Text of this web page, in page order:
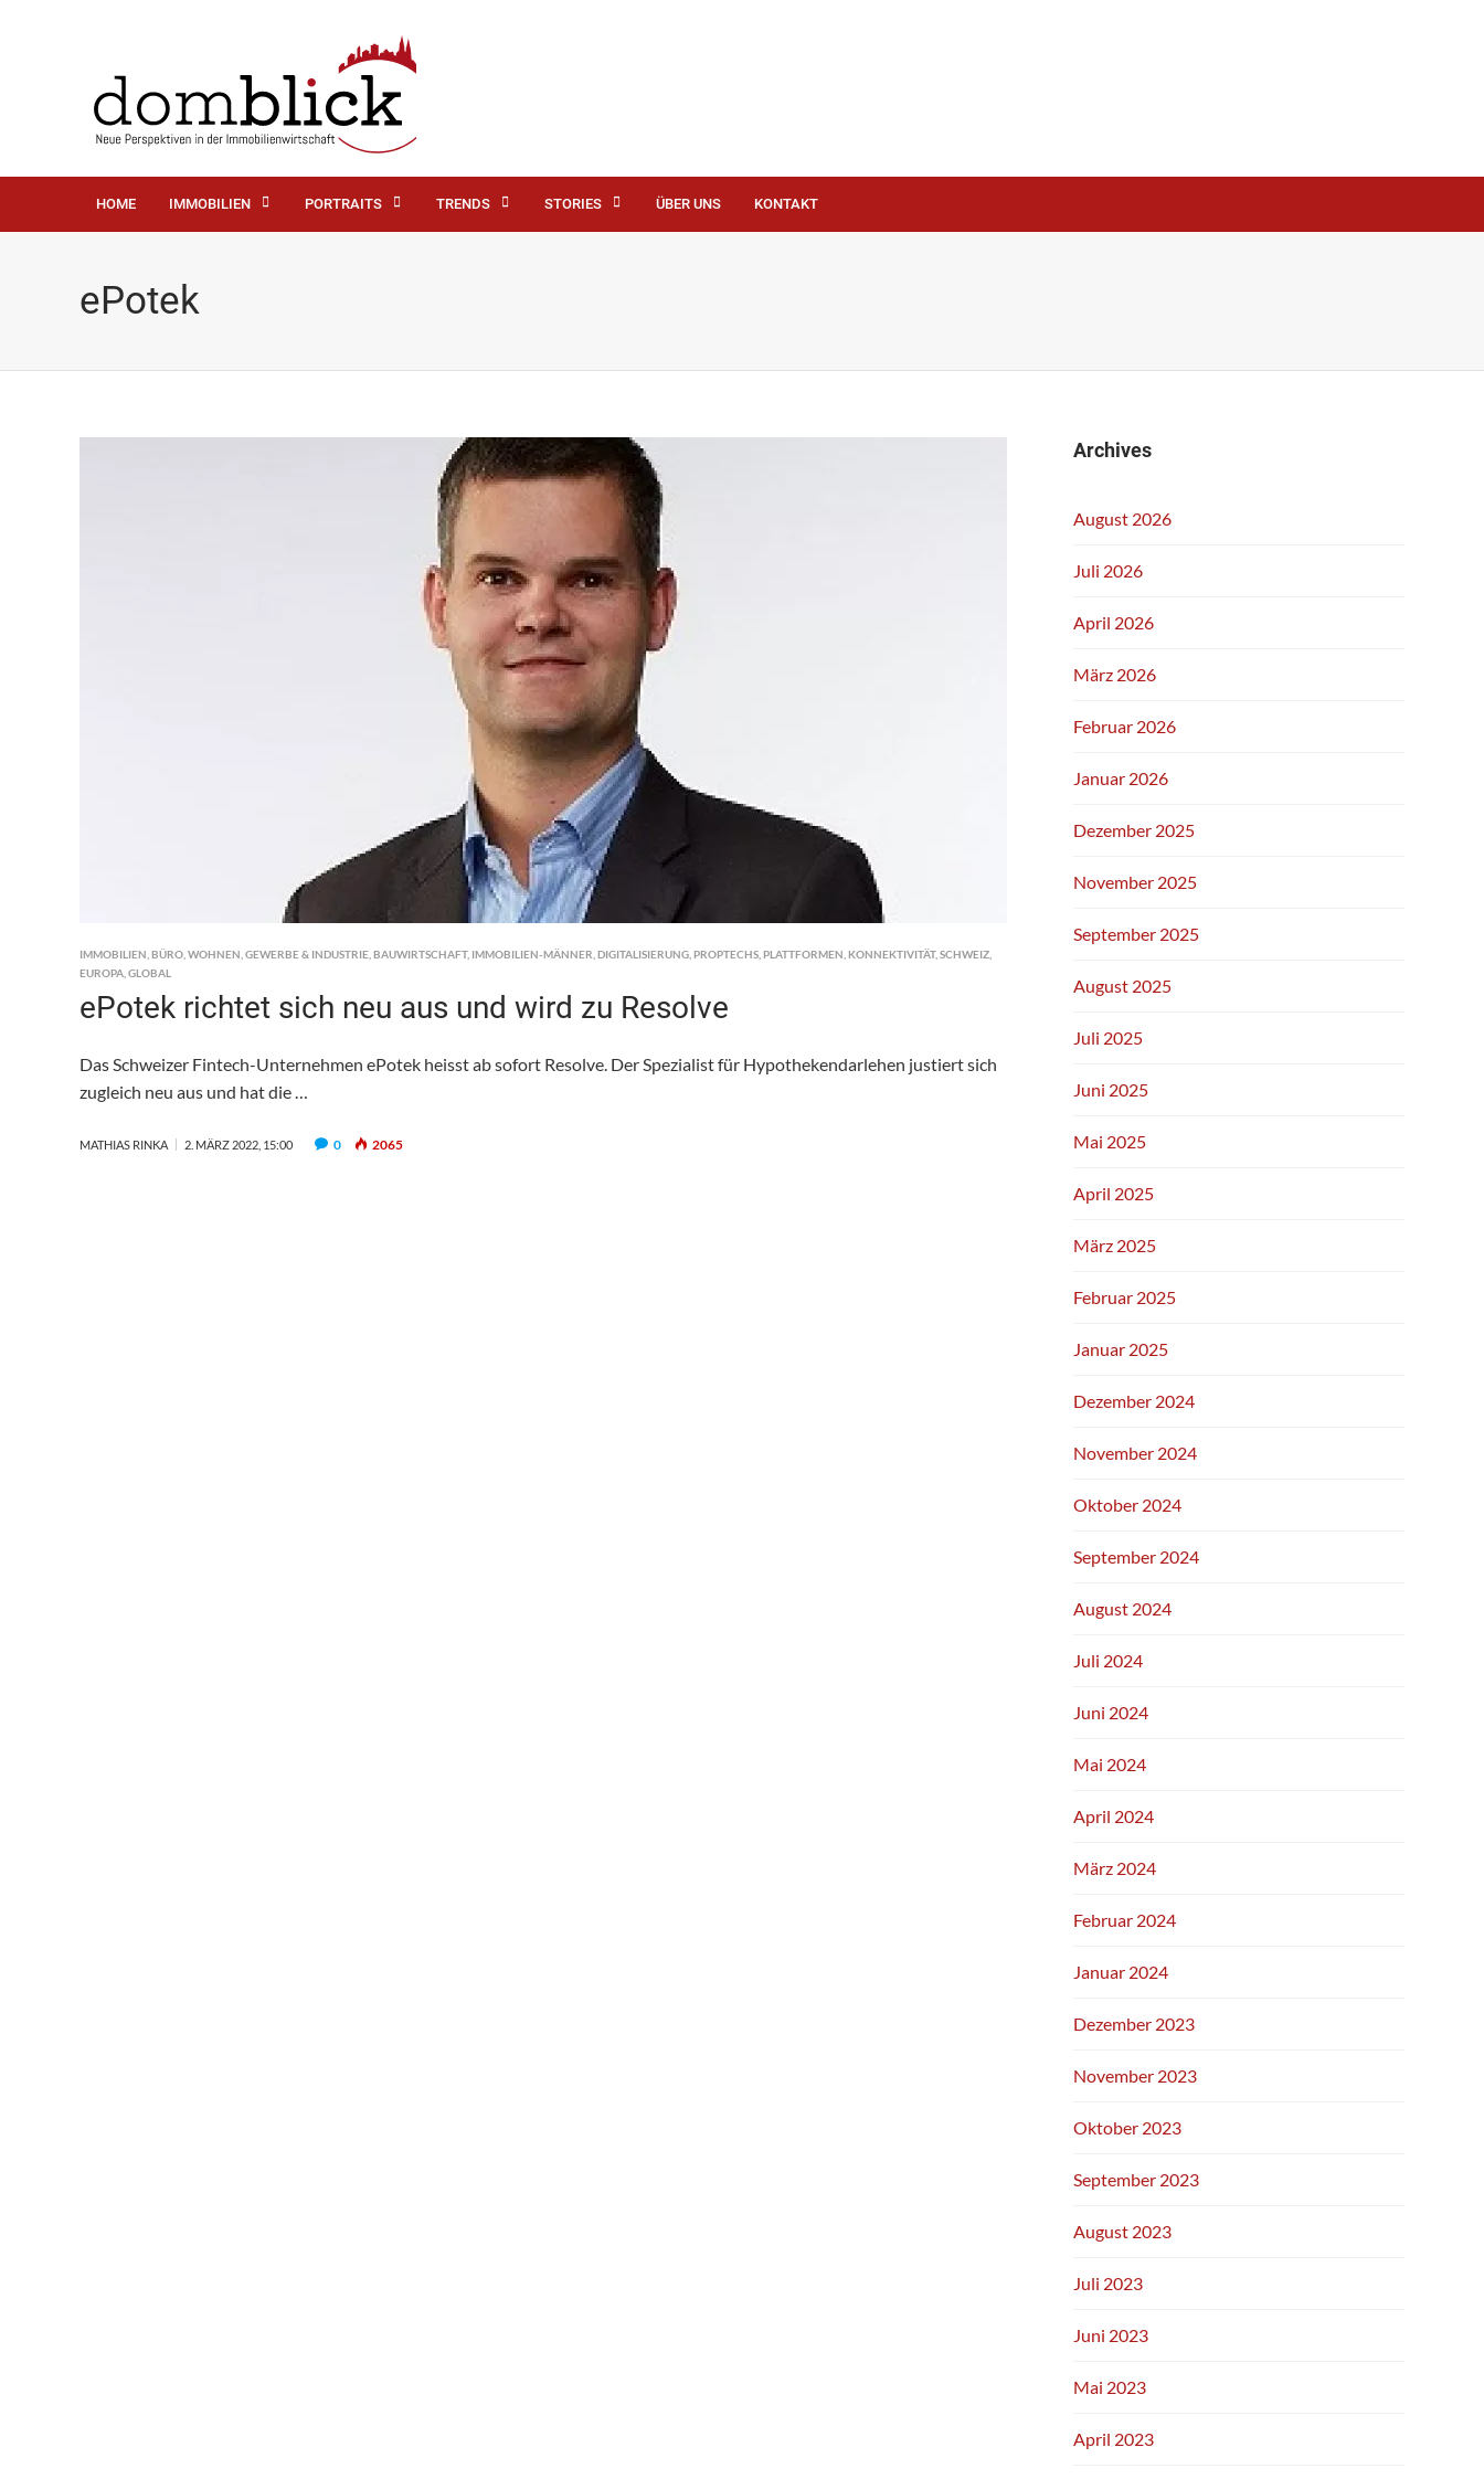
HOME IMMOBILIEN PORTRAITS TRENDS STORIES ÜBER UNS KONTAKT
ePotek
IMMOBILIEN BÜRO WOHNEN GEWERBE & INDUSTRIE BAUWIRTSCHAFT, IMMOBILIEN-MÄNNER DIGITALISIERUNG PROPTECHS PLATTFORMEN KONNEKTIVITÄT, SCHWEIZ
EUROPA GLOBAL
ePotek richtet sich neu aus und wird zu Resolve
Das Schweizer Fintech-Unternehmen ePotek heisst ab sofort Resolve. Der Spezialist für Hypothekendarlehen justiert sich
zugleich neu aus und hat die …
MATHIAS RINKA 2. MÄRZ 2022, 15:00 0 2065
Archives
August 2026
Juli 2026
April 2026
März 2026
Februar 2026
Januar 2026
Dezember 2025
November 2025
September 2025
August 2025
Juli 2025
Juni 2025
Mai 2025
April 2025
März 2025
Februar 2025
Januar 2025
Dezember 2024
November 2024
Oktober 2024
September 2024
August 2024
Juli 2024
Juni 2024
Mai 2024
April 2024
März 2024
Februar 2024
Januar 2024
Dezember 2023
November 2023
Oktober 2023
September 2023
August 2023
Juli 2023
Juni 2023
Mai 2023
April 2023